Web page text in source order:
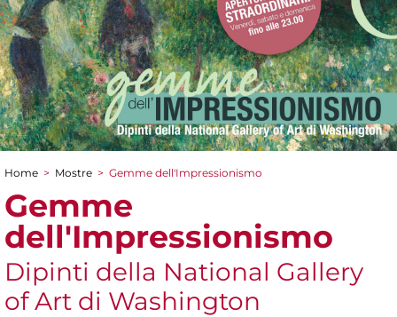
Tu sei qui
Home > Mostre > Gemme dell'Impressionismo
Gemme
dell'Impressionismo
Dipinti della National Gallery
of Art di Washington